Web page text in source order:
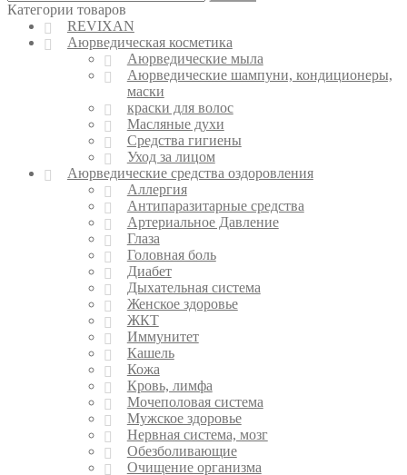
Категории товаров
REVIXAN
Аюрведическая косметика
Аюрведические мыла
Аюрведические шампуни, кондиционеры,
маски
краски для волос
Масляные духи
Средства гигиены
Уход за лицом
Аюрведические средства оздоровления
Аллергия
Антипаразитарные средства
Артериальное Давление
Глаза
Головная боль
Диабет
Дыхательная система
Женское здоровье
ЖКТ
Иммунитет
Кашель
Кожа
Кровь, лимфа
Мочеполовая система
Мужское здоровье
Нервная система, мозг
Обезболивающие
Очищение организма